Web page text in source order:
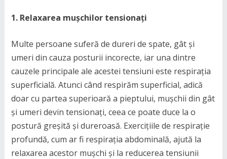
1. Relaxarea mușchilor tensionați
Multe persoane suferă de dureri de spate, gât și
umeri din cauza posturii incorecte, iar una dintre
cauzele principale ale acestei tensiuni este respirația
superficială. Atunci când respirăm superficial, adică
doar cu partea superioară a pieptului, mușchii din gât
și umeri devin tensionați, ceea ce poate duce la o
postură greșită și dureroasă. Exercițiile de respirație
profundă, cum ar fi respirația abdominală, ajută la
relaxarea acestor mușchi și la reducerea tensiunii